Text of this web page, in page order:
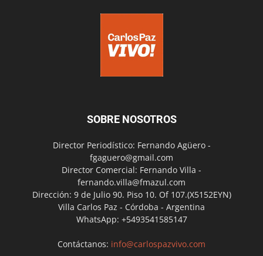
SOBRE NOSOTROS
Director Periodístico: Fernando Agüero -
fgaguero@gmail.com
Director Comercial: Fernando Villa -
fernando.villa@fmazul.com
Dirección: 9 de Julio 90. Piso 10. Of 107.(X5152EYN)
Villa Carlos Paz - Córdoba - Argentina
WhatsApp: +5493541585147
Contáctanos: info@carlospazvivo.com